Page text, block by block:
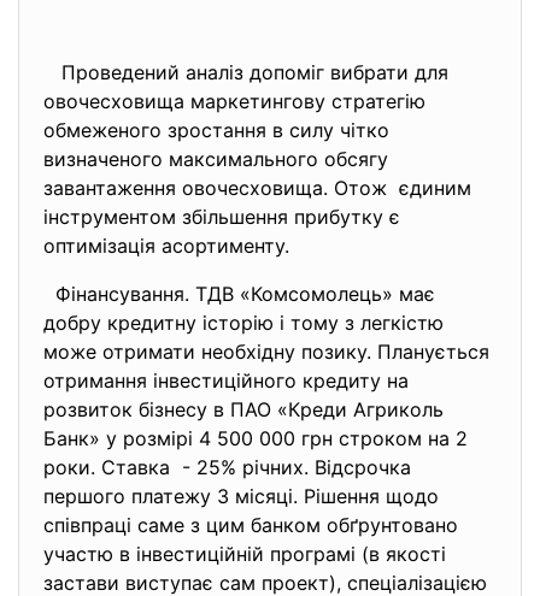
Проведений аналіз допоміг вибрати для
овочесховища маркетингову стратегію
обмеженого зростання в силу чітко
визначеного максимального обсягу
завантаження овочесховища. Отож єдиним
інструментом збільшення прибутку є
оптимізація асортименту.
Фінансування. ТДВ «Комсомолець» має
добру кредитну історію і тому з легкістю
може отримати необхідну позику. Планується
отримання інвестиційного кредиту на
розвиток бізнесу в ПАО «Креди Агриколь
Банк» у розмірі 4 500 000 грн строком на 2
роки. Ставка - 25% річних. Відсрочка
першого платежу 3 місяці. Рішення щодо
співпраці саме з цим банком обґрунтовано
участю в інвестиційній програмі (в якості
застави виступає сам проект), спеціалізацією